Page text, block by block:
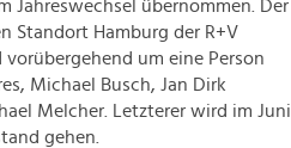
Jahreswechsel übernommen. Der
Standort Hamburg der R+V
um eine Person
Michael Busch, Jan Dirk
Melcher. Letzterer wird im Juni
gehen.